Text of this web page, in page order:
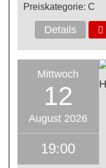
Preiskategorie: C
Details
Mittwoch
12
August 2026
19:00